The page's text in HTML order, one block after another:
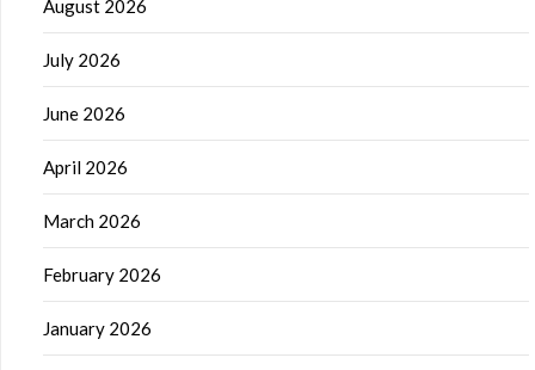
August 2026
July 2026
June 2026
April 2026
March 2026
February 2026
January 2026